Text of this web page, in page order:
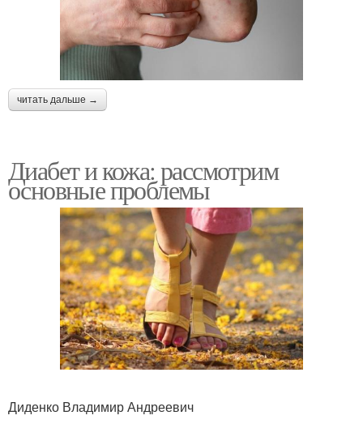
читать дальше →
Диабет и кожа: рассмотрим
основные проблемы
Диденко Владимир Андреевич